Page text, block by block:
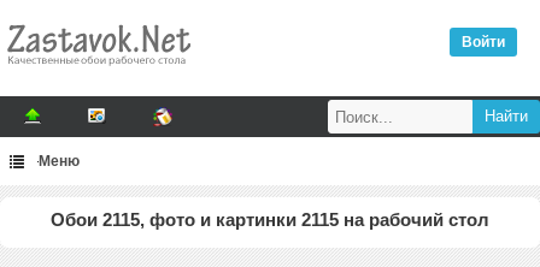
Войти
Меню
Обои 2115, фото и картинки 2115 на рабочий стол